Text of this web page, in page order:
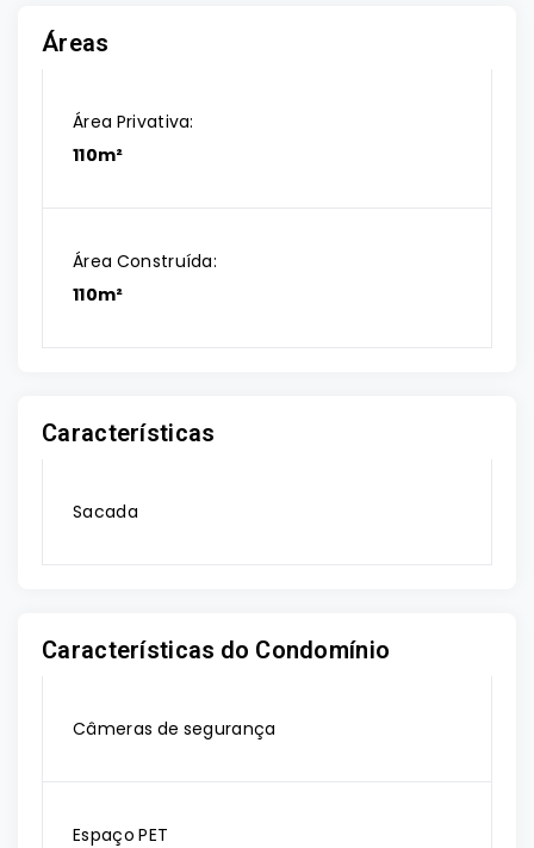
Áreas
Área Privativa:
110m²
Área Construída:
110m²
Características
Sacada
Características do Condomínio
Câmeras de segurança
Espaço PET